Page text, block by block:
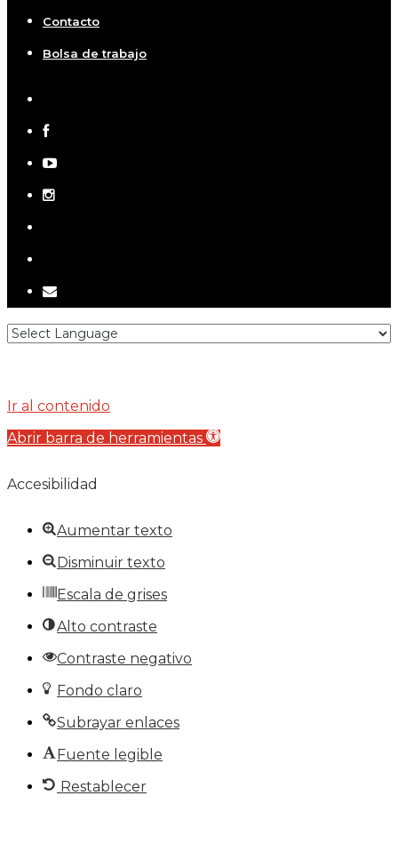
Contacto
Bolsa de trabajo
twitter
facebook
youtube
instagram
email
Ir al contenido
Abrir barra de herramientas
Accesibilidad
Aumentar texto
Disminuir texto
Escala de grises
Alto contraste
Contraste negativo
Fondo claro
Subrayar enlaces
Fuente legible
Restablecer